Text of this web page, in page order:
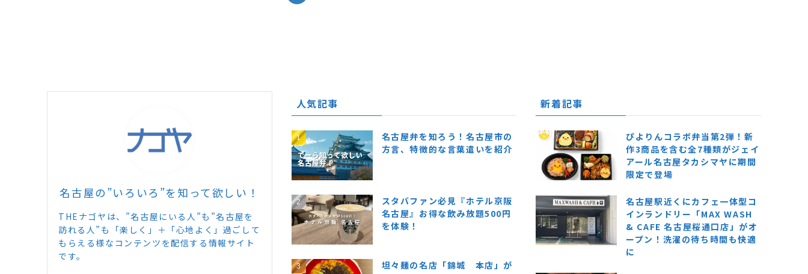
名古屋の”いろいろ”を知って欲しい！
THEナゴヤは、”名古屋にいる人”も”名古屋を
訪れる人”も「楽しく」＋「心地よく」過ごして
もらえる様なコンテンツを配信する情報サイト
です。
人気記事
名古屋弁を知ろう！名古屋市の
方言、特徴的な言葉遣いを紹介
スタバファン必見『ホテル京阪
名古屋』お得な飲み放題500円
を体験！
坦々麺の名店「錦城 本店」が
新着記事
ぴよりんコラボ弁当第2弾！新
作3商品を含む全7種類がジェイ
アール名古屋タカシマヤに期間
限定で登場
名古屋駅近くにカフェ一体型コ
インランドリー「MAX WASH
& CAFE 名古屋桜通口店」がオ
ープン！洗濯の待ち時間も快適
に